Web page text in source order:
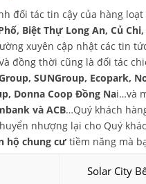
đối tác tin cậy của hàng
Biệt Thự Long An, Củ
xuyên cập nhật các tin
đồng thời cũng là đối tác
SUNGroup, Ecopark,
Donna Coop Đồng Nai…và
và ACB…Quý khách
nhượng lại cho Quý
hộ chung cưtiềm năng mà
Solar City